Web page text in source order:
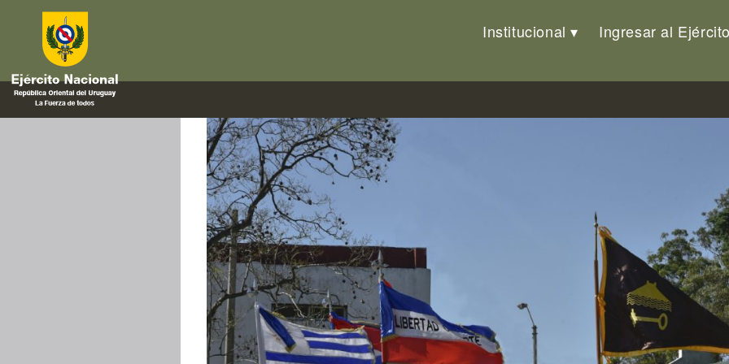
Institucional Ingresar al